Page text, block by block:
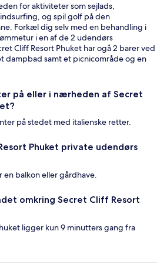
for aktiviteter som sejlads,
og spil golf på den
Forkæl dig selv med en behandling i
i en af de 2 udendørs
Cliff Resort Phuket har ogå 2 barer ved
dampbad samt et picnicområde og en
på eller i nærheden af Secret
på stedet med italienske retter.
Phuket private udendørs
en balkon eller gårdhave.
omkring Secret Cliff Resort
ligger kun 9 minutters gang fra